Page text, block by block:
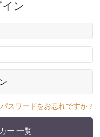
ン
パスワードをお忘れですか ?
ー 一覧